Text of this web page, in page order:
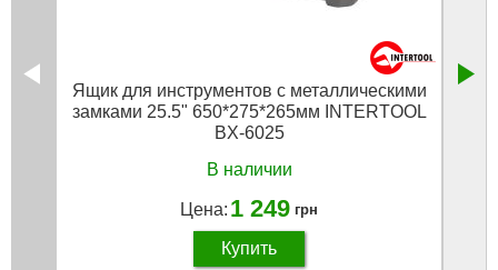
Ящик для инструментов с металлическими
замками 25.5" 650*275*265мм INTERTOOL
BX-6025
В наличии
Цена: 1 249 грн
Купить